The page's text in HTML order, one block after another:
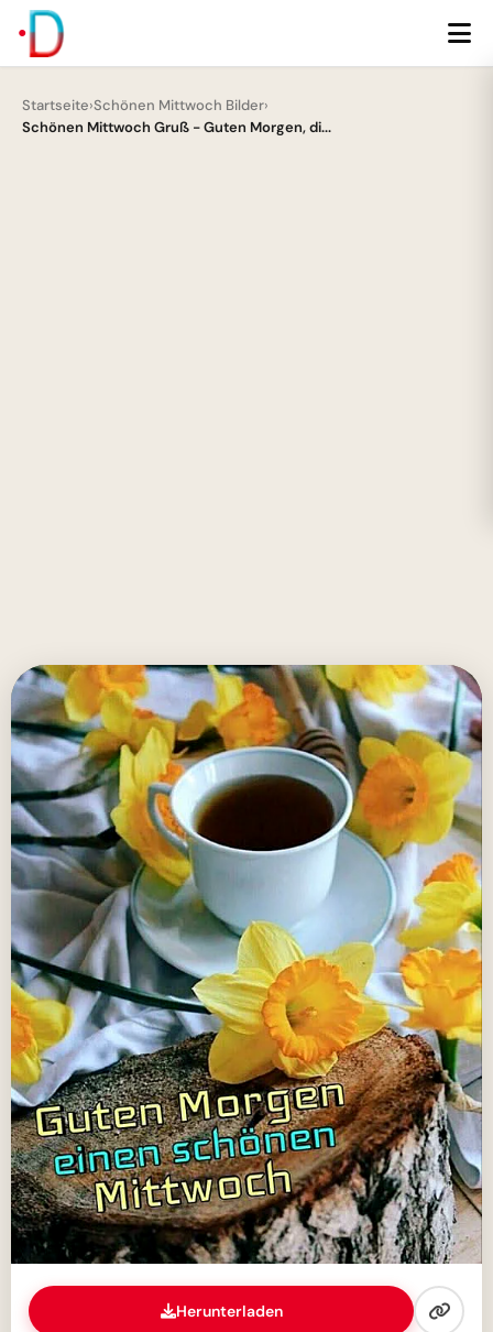
Startseite›Schönen Mittwoch Bilder›
Schönen Mittwoch Gruß - Guten Morgen, di...
Herunterladen